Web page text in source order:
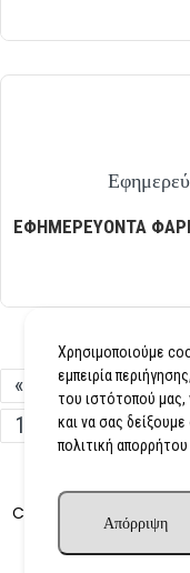
ΕΦΗΜΕΡΕΥΟΝΤΑ
« 1 2 3
10
… 215
Χρησιμοποιούμε
εμπειρία
του ιστότοπού μας,
και να σας
πολιτική
Απόρριψη
Copyright © 2010–2025